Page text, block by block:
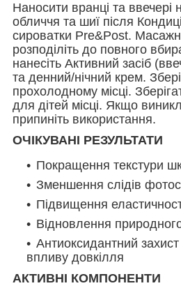
Наносити вранці та ввечері
обличчя та шиї після
сироватки Pre&Post.
розподіліть до повного
нанесіть Активний засіб
та денний/нічний крем.
прохолодному місці.
для дітей місці. Якщо
припиніть використання.
ОЧІКУВАНІ РЕЗУЛЬТАТИ
Покращення текстури
Зменшення слідів
Підвищення
Відновлення
Антиоксидантний
впливу довкілля
АКТИВНІ КОМПОНЕНТИ